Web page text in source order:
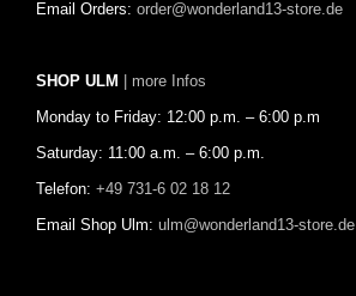
Email Orders: order@wonderland13-store.de
SHOP ULM | more Infos
Monday to Friday: 12:00 p.m. – 6:00 p.m
Saturday: 11:00 a.m. – 6:00 p.m.
Telefon: +49 731-6 02 18 12
Email Shop Ulm: ulm@wonderland13-store.de